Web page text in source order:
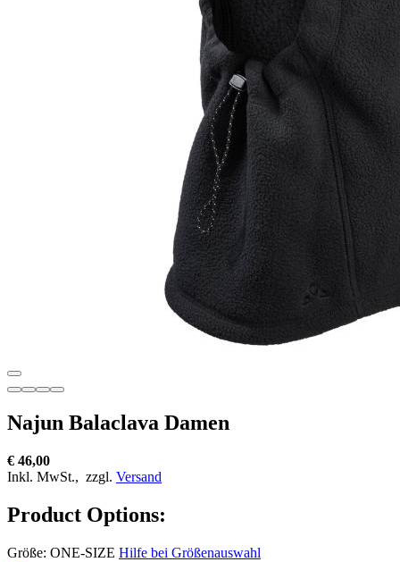
Najun Balaclava Damen
€ 46,00
Inkl. MwSt., zzgl. Versand
Product Options:
Größe: ONE-SIZE Hilfe bei Größenauswahl